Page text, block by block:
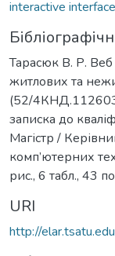
interactive interface
Тарасюк В. Р.
житлових та
(52/
записка до
Магістр /
комп’ютерних
рис., 6 табл., 43
URI
http://